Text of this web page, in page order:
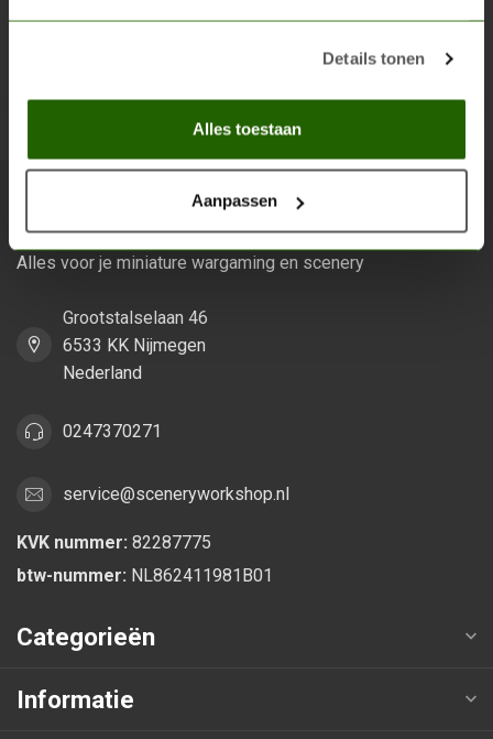
Details tonen
Alles toestaan
Aanpassen
Abonneer je op onze nieuwsbrief
Blijf op de hoogte over onze laatste acties
Scenery Workshop BV
Alles voor je miniature wargaming en scenery
Grootstalselaan 46
6533 KK Nijmegen
Nederland
0247370271
service@sceneryworkshop.nl
KVK nummer: 82287775
btw-nummer: NL862411981B01
Categorieën
Informatie